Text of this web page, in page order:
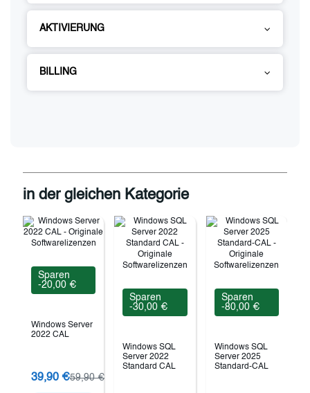
AKTIVIERUNG
BILLING
in der gleichen Kategorie
Sparen
-20,00 €
Windows Server
2022 CAL
39,90 €59,90 €
Sparen
-30,00 €
Windows SQL
Server 2022
Standard CAL
Sparen
-80,00 €
Windows SQL
Server 2025
Standard-CAL